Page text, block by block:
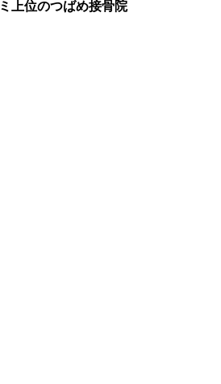
上位のつばめ接骨院